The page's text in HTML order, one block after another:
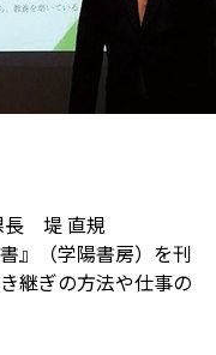
長 堤 直規
』（学陽書房）を刊
継ぎの方法や仕事の